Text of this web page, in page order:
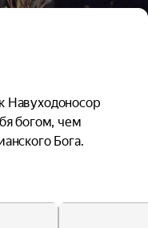
Навуходоносор
богом, чем
Бога.